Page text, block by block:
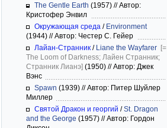
The Gentle Earth (1957) //Автор:
Кристофер Энвил
Окружающая среда / Environment
(1944) //Автор: Честер С. Гейер
Лайан-Странник / Liane the Wayfarer [=
The Loom of Darkness; Лайен Странник;
Странник Лианэ] (1950) //Автор: Джек
Вэнс
Spawn (1939) //Автор: Питер Шуйлер
Миллер
Святой Дракон и георгий /St. Dragon
and the George (1957) //Автор: Гордон